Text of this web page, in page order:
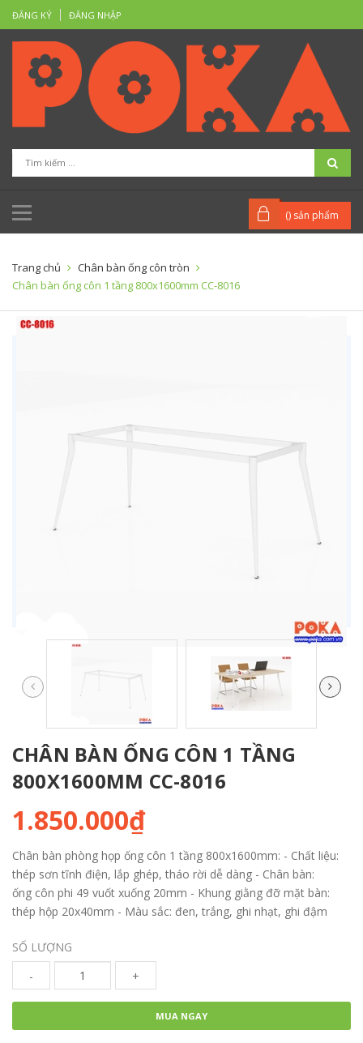
ĐĂNG KÝ ĐĂNG NHẬP
() sản phẩm
Trang chủ
Chân bàn ống côn tròn
Chân bàn ống côn 1 tầng 800x1600mm CC-8016
CHÂN BÀN ỐNG CÔN 1 TẦNG
800X1600MM CC-8016
1.850.000₫
Chân bàn phòng họp ống côn 1 tầng 800x1600mm: - Chất liệu:
thép sơn tĩnh điện, lắp ghép, tháo rời dễ dàng - Chân bàn:
ống côn phi 49 vuốt xuống 20mm - Khung giằng đỡ mặt bàn:
thép hộp 20x40mm - Màu sắc: đen, trắng, ghi nhạt, ghi đậm
SỐ LƯỢNG
-
+
MUA NGAY